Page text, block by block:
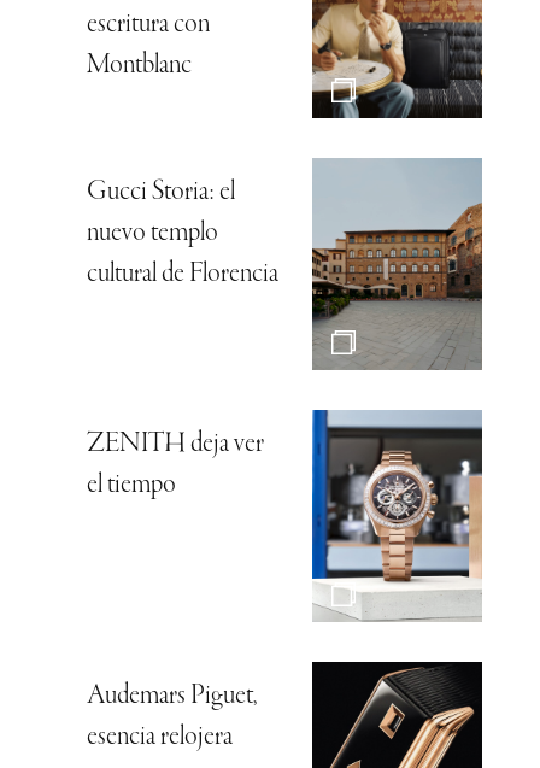
escritura con
Montblanc
Gucci Storia: el
nuevo templo
cultural de Florencia
ZENITH deja ver
el tiempo
Audemars Piguet,
esencia relojera